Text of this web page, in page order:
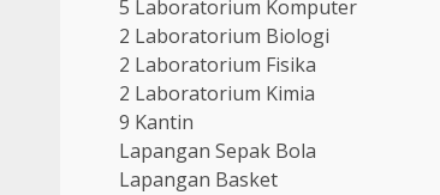
5 Laboratorium Komputer
2 Laboratorium Biologi
2 Laboratorium Fisika
2 Laboratorium Kimia
9 Kantin
Lapangan Sepak Bola
Lapangan Basket